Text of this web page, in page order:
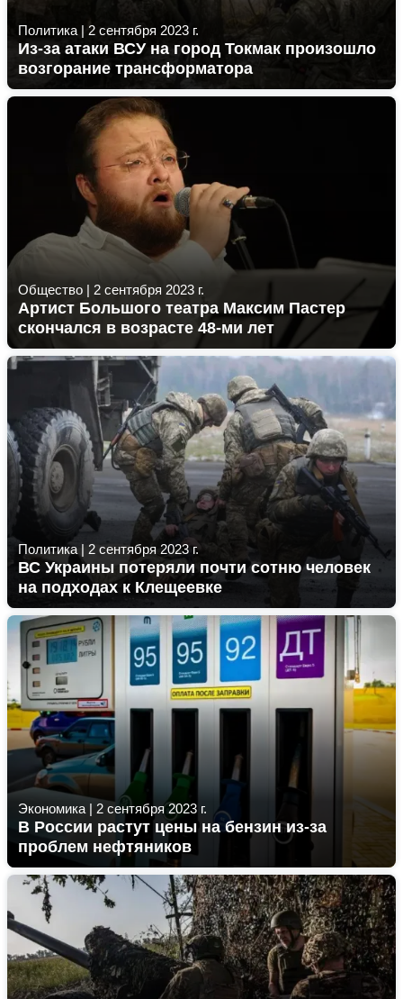
Политика | 2 сентября 2023 г.
Из-за атаки ВСУ на город Токмак произошло
возгорание трансформатора
Общество | 2 сентября 2023 г.
Артист Большого театра Максим Пастер
скончался в возрасте 48-ми лет
Политика | 2 сентября 2023 г.
ВС Украины потеряли почти сотню человек
на подходах к Клещеевке
Экономика | 2 сентября 2023 г.
В России растут цены на бензин из-за
проблем нефтяников